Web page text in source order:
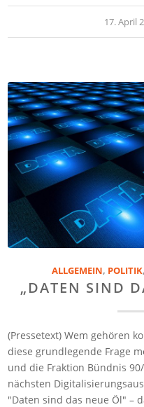
17. April
ALLGEMEIN, POLITIK,
„DATEN SIND
(Pressetext) Wem gehören
diese grundlegende Frage
und die Fraktion Bündnis
nächsten
"Daten sind das neue Öl" –